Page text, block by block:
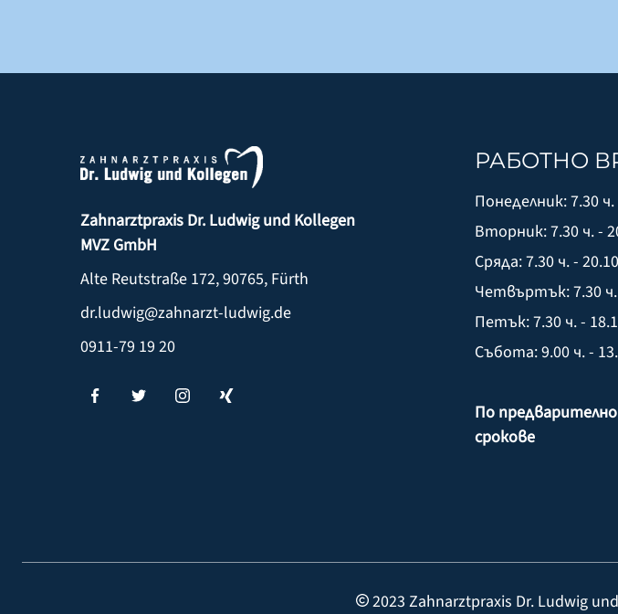
Zahnarztpraxis Dr. Ludwig und Kollegen
MVZ GmbH
Alte Reutstraße 172,90765, Fürth
dr.ludwig@zahnarzt-ludwig.de
0911-79 19 20
РАБОТНО
Понеделник: 7.30 ч.
Вторник: 7.30 ч. -
Сряда: 7.30 ч. -
Четвъртък: 7.30 ч.
Петък: 7.30 ч. -
Събота: 9.00 ч. -
По
срокове
2023 Zahnarztpraxis Dr. Ludwig